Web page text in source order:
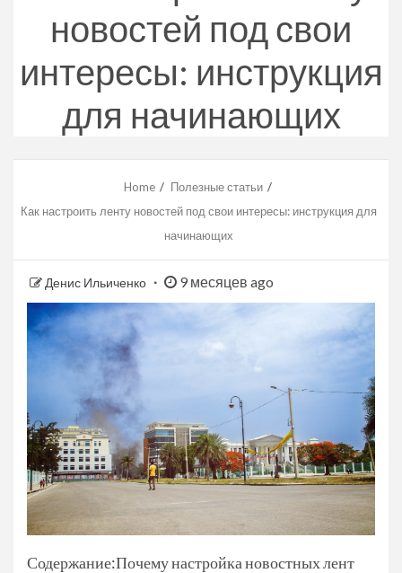
новостей под свои
интересы: инструкция
для начинающих
Home
Полезные статьи
Как настроить ленту новостей под свои интересы: инструкция для
начинающих
Денис Ильиченко 9 месяцев ago
Содержание:Почему настройка новостных лент